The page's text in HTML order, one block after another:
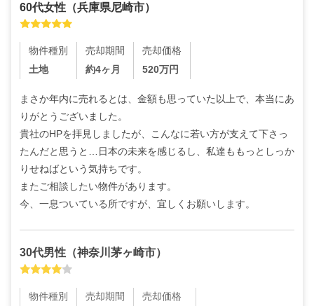
60代女性 （兵庫県尼崎市）
物件種別
土地
売却期間
約4ヶ月
売却価格
520万円
まさか年内に売れるとは、金額も思っていた以上で、本当にあ
りがとうございました。
貴社のHPを拝見しましたが、こんなに若い方が支えて下さっ
たんだと思うと…日本の未来を感じるし、私達ももっとしっか
りせねばという気持ちです。
またご相談したい物件があります。
今、一息ついている所ですが、宜しくお願いします。
30代男性 （神奈川茅ヶ崎市）
物件種別 売却期間 売却価格